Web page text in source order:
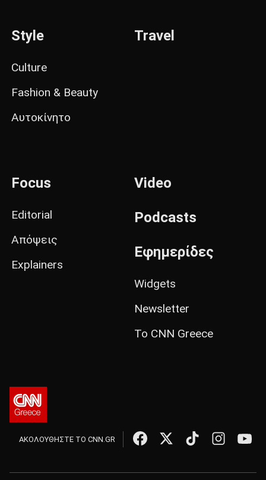
Style
Culture
Fashion & Beauty
Αυτοκίνητο
Travel
Focus
Editorial
Απόψεις
Explainers
Video
Podcasts
Εφημερίδες
Widgets
Newsletter
Το CNN Greece
ΑΚΟΛΟΥΘΗΣΤΕ ΤΟ CNN.GR